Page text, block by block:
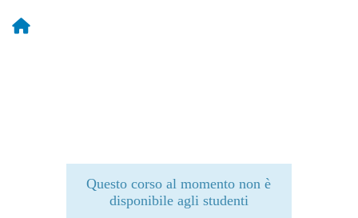
Home
Questo corso al momento non è
disponibile agli studenti